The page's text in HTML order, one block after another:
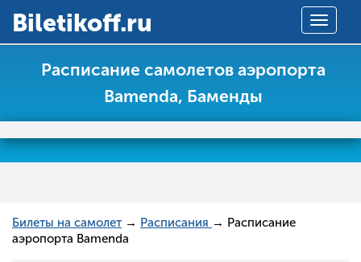
Toggle
Вiletikoff.ru
Расписание самолетов аэропорта
Bamenda, Баменды
Билеты на самолет → Расписания → Расписание
аэропорта Bamenda